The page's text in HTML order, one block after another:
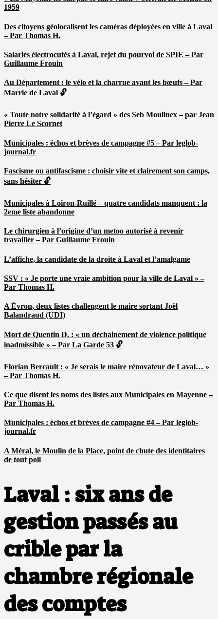
1959
Des citoyens géolocalisent les caméras déployées en ville à Laval
– Par Thomas H.
Salariés électrocutés à Laval, rejet du pourvoi de SPIE – Par
Guillaume Frouin
Au Département : le vélo et la charrue avant les bœufs – Par
Marrie de Laval 🔓
« Toute notre solidarité à l’égard » des Seb Moulinex – par Jean
Pierre Le Scornet
Municipales : échos et brèves de campagne #5 – Par leglob-
journal.fr
Fascisme ou antifascisme : choisir vite et clairement son camps,
sans hésiter 🔓
Municipales à Loiron-Ruillé – quatre candidats manquent : la
2eme liste abandonne
Le chirurgien à l’origine d’un metoo autorisé à revenir
travailler – Par Guillaume Frouin
L’affiche, la candidate de la droite à Laval et l’amalgame
SSV : « Je porte une vraie ambition pour la ville de Laval » –
Par Thomas H.
A Évron, deux listes challengent le maire sortant Joël
Balandraud (UDI)
Mort de Quentin D. : « un déchainement de violence politique
inadmissible » – Par La Garde 53 🔓
Florian Bercault : « Je serais le maire rénovateur de Laval… »
– Par Thomas H.
Ce que disent les noms des listes aux Municipales en Mayenne –
Par Thomas H.
Municipales : échos et brèves de campagne #4 – Par leglob-
journal.fr
A Méral, le Moulin de la Place, point de chute des identitaires
de tout poil
Laval : six ans de
gestion passés au
crible par la
chambre régionale
des comptes